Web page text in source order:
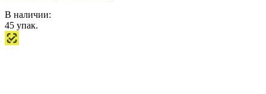
В наличии:
45 упак.